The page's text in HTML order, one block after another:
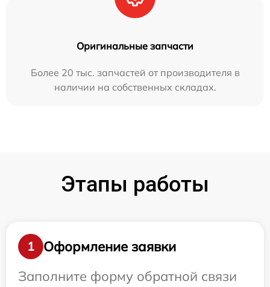
Оригинальные запчасти
Более 20 тыс. запчастей от производителя в
наличии на собственных складах.
Этапы работы
1
Оформление заявки
Заполните форму обратной связи